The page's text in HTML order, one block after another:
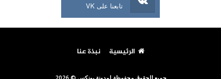
تابعنا على VK
الرئيسية نبذة عنا